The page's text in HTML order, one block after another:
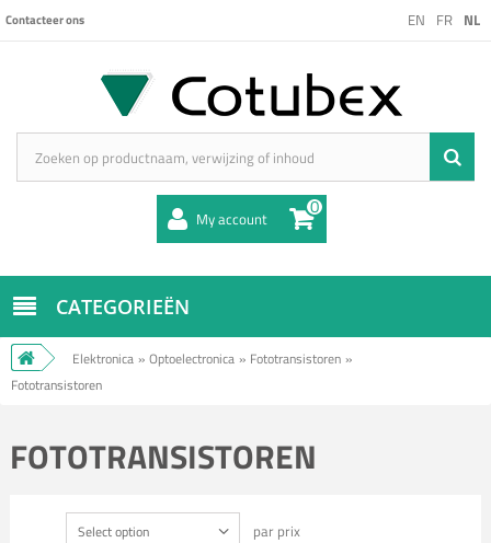
EN FR NL
Contacteer ons
My account 0
CATEGORIEËN
Elektronica » Optoelectronica » Fototransistoren »
Fototransistoren
FOTOTRANSISTOREN
Select option par prix